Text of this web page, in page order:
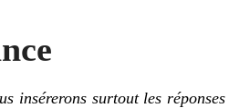
insérerons surtout les